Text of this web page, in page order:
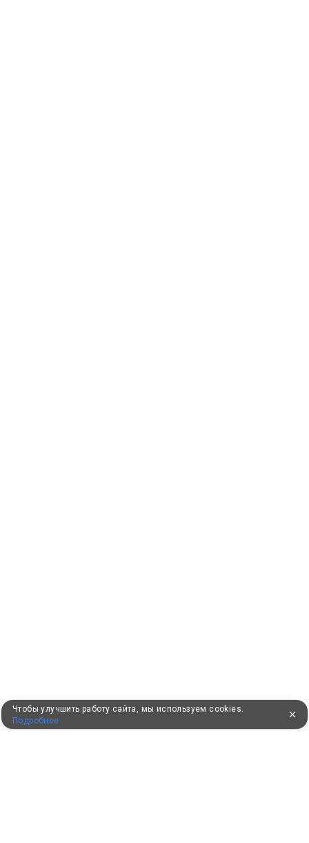
Чтобы улучшить работу сайта, мы используем cookies.
Подробнее